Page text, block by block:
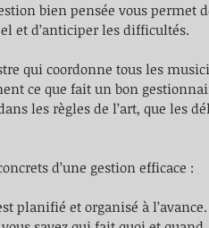
bien pensée vous permet
et d’anticiper les difficultés.
qui coordonne tous les
ce que fait un bon
les règles de l’art, que les
d’une gestion efficace :
planifié et organisé à l’avance.